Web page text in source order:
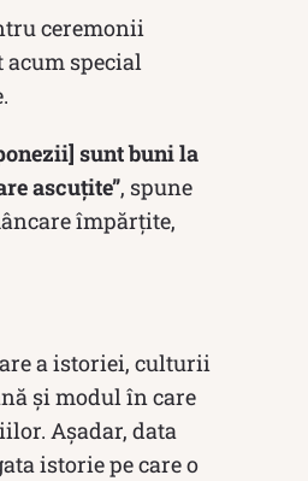
ceremonii
special
sunt buni la
ascuțite”, spune
împărțite,
a istoriei, culturii
și modul în care
Așadar, data
istorie pe care o